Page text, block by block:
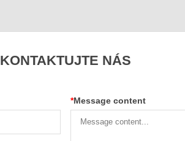
KONTAKTUJTE NÁS
*Message content